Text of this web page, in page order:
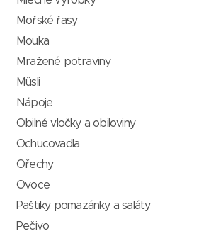
Mořské řasy
Mouka
Mražené potraviny
Müsli
Nápoje
Obilné vločky a obiloviny
Ochucovadla
Ořechy
Ovoce
Paštiky, pomazánky a saláty
Pečivo